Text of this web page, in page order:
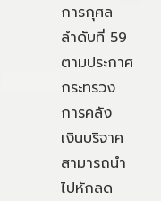
การกุศล
ลำดับที่ 59
ตามประกาศ
กระทรวง
การคลัง
เงินบริจาค
สามารถนำ
ไปหักลด